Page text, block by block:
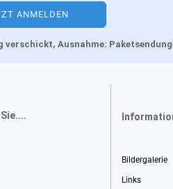
Ausnahme:
Bildergalerie
Links